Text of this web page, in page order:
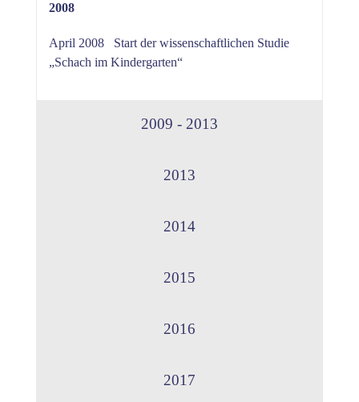
2008
April 2008 Start der wissenschaftlichen Studie
„Schach im Kindergarten“
2009 - 2013
2013
2014
2015
2016
2017